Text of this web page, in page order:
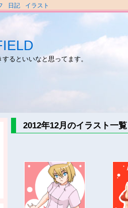
日記 イラスト
るといいなと思ってます。
2012年12月のイラスト一覧